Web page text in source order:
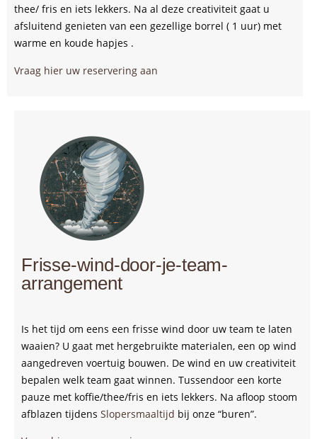
thee/ fris en iets lekkers. Na al deze creativiteit gaat u
afsluitend genieten van een gezellige borrel ( 1 uur) met
warme en koude hapjes .
Vraag hier uw reservering aan
Frisse-wind-door-je-team-
arrangement
Is het tijd om eens een frisse wind door uw team te laten
waaien? U gaat met hergebruikte materialen, een op wind
aangedreven voertuig bouwen. De wind en uw creativiteit
bepalen welk team gaat winnen. Tussendoor een korte
pauze met koffie/thee/fris en iets lekkers. Na afloop stoom
afblazen tijdens Slopersmaaltijd bij onze “buren”.